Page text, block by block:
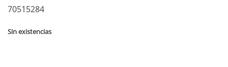
70515284
Sin existencias